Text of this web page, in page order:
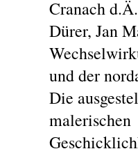
Cranach
Dürer, Jan
und der
Die
malerischen